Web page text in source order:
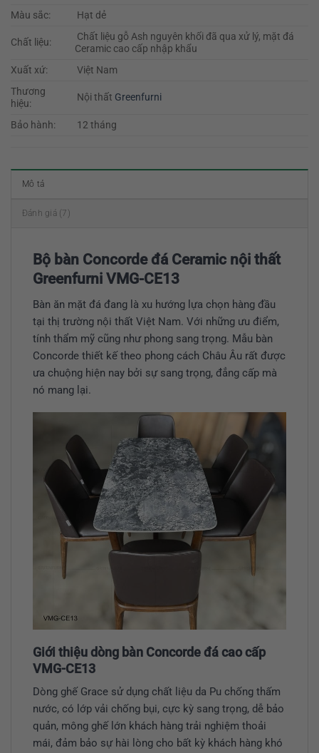
Màu sắc:
Hạt dẻ
Chất liệu:
Chất liệu gỗ Ash nguyên khối đã qua xử lý, mặt đá
Ceramic cao cấp nhập khẩu
Xuất xứ:
Việt Nam
Thương
hiệu:
Nội thất Greenfurni
Bảo hành: 12 tháng
Mô tả
Đánh giá (7)
Bộ bàn Concorde đá Ceramic nội thất
Greenfurni VMG-CE13
Bàn ăn mặt đá đang là xu hướng lựa chọn hàng đầu
tại thị trường nội thất Việt Nam. Với những ưu điểm,
tính thẩm mỹ cũng như phong sang trọng. Mẫu bàn
Concorde thiết kế theo phong cách Châu Âu rất được
ưa chuộng hiện nay bởi sự sang trọng, đẳng cấp mà
nó mang lại.
Giới thiệu dòng bàn Concorde đá cao cấp
VMG-CE13
Dòng ghế Grace sử dụng chất liệu da Pu chống thấm
nước, có lớp vải chống bụi, cực kỳ sang trọng, dễ bảo
quản, mông ghế lớn khách hàng trải nghiệm thoải
mái, đảm bảo sự hài lòng cho bất kỳ khách hàng khó